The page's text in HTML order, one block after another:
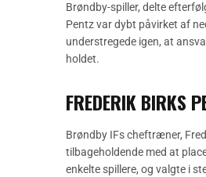
Brøndby-spiller, delte
Pentz var dybt påvirket af
understregede igen, at
holdet.
FREDERIK BIRKS
Brøndby IFs cheftræner,
tilbageholdende med at
enkelte spillere, og valgte i